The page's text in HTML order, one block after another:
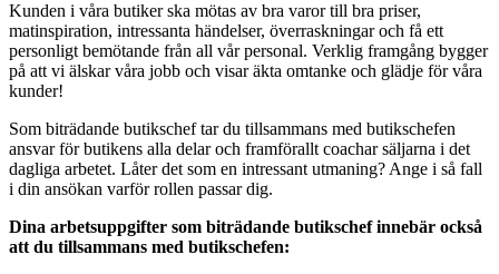
Kunden i våra butiker ska mötas av bra varor till bra priser,
matinspiration, intressanta händelser, överraskningar och få ett
personligt bemötande från all vår personal. Verklig framgång bygger
på att vi älskar våra jobb och visar äkta omtanke och glädje för våra
kunder!
Som biträdande butikschef tar du tillsammans med butikschefen
ansvar för butikens alla delar och framförallt coachar säljarna i det
dagliga arbetet. Låter det som en intressant utmaning? Ange i så fall
i din ansökan varför rollen passar dig.
Dina arbetsuppgifter som biträdande butikschef innebär också
att du tillsammans med butikschefen: